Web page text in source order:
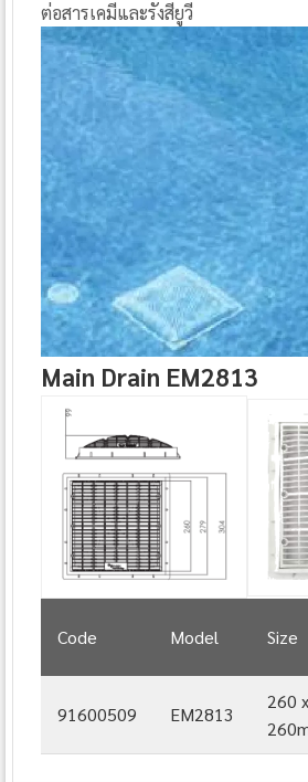
ต่อสารเคมีและรังสียูวี
Main Drain EM2813
Code Model Size
91600509 EM2813
260 x